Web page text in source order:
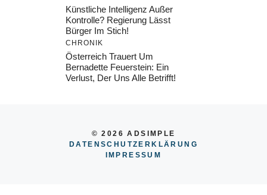
Künstliche Intelligenz Außer
Kontrolle? Regierung Lässt
Bürger Im Stich!
CHRONIK
Österreich Trauert Um
Bernadette Feuerstein: Ein
Verlust, Der Uns Alle Betrifft!
© 2026 ADSIMPLE
DATENSCHUTZERKLÄRUNG
IMPRESSU M